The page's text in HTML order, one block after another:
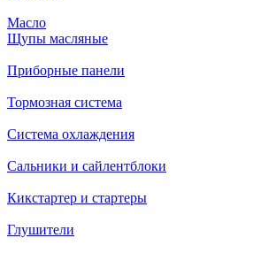
Масло
Щупы масляные
Приборные панели
Тормозная система
Система охлаждения
Сальники и сайлентблоки
Кикстартер и стартеры
Глушители